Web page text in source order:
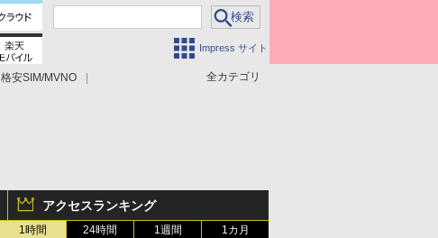
Impress サイト
全カテゴリ
格安SIM/MVNO
アクセスランキング
1時間 24時間 1週間 1カ月